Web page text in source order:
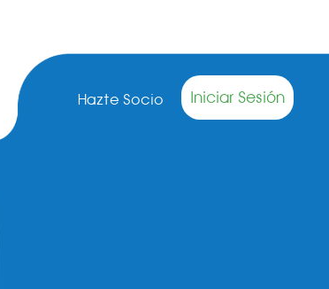
Hazte Socio Iniciar Sesión